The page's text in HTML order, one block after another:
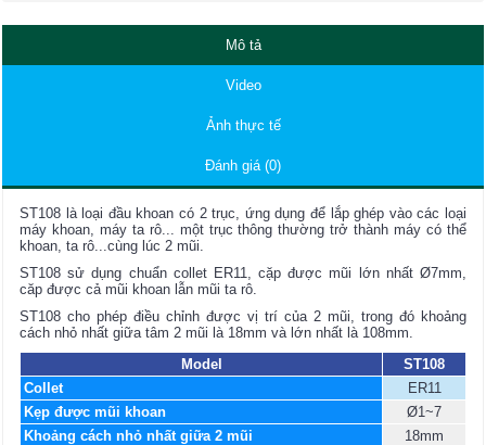
Mô tả
Video
Ảnh thực tế
Đánh giá (0)
ST108 là loại đầu khoan có 2 trục, ứng dụng để lắp ghép vào các loại
máy khoan, máy ta rô... một trục thông thường trở thành máy có thể
khoan, ta rô...cùng lúc 2 mũi.
ST108 sử dụng chuẩn collet ER11, cặp được mũi lớn nhất Ø7mm,
căp được cả mũi khoan lẫn mũi ta rô.
ST108 cho phép điều chỉnh được vị trí của 2 mũi, trong đó khoảng
cách nhỏ nhất giữa tâm 2 mũi là 18mm và lớn nhất là 108mm.
Model
ST108
Collet
ER11
Kẹp được mũi khoan
Ø1~7
Khoảng cách nhỏ nhất giữa 2 mũi
18mm